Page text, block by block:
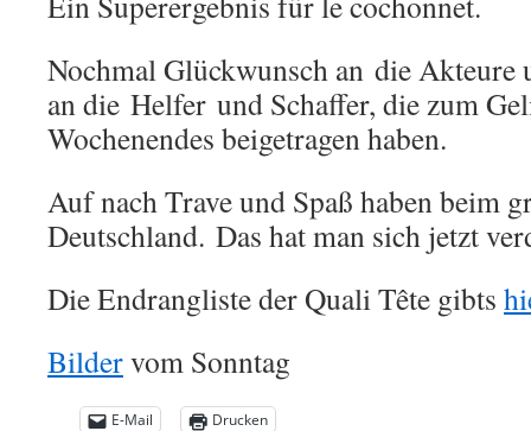
Nochmal Glückwunsch an die Akteure
an die Helfer und Schaffer, die zum
Wochenendes beigetragen haben.
Auf nach Trave und Spaß haben beim
Deutschland. Das hat man sich jetzt
Die Endrangliste der Quali Tête gibts
Bildervom Sonntag
E-Mail Drucken